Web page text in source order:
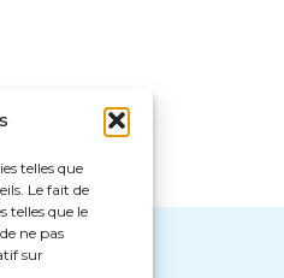
telles que
Le fait de
telles que le
ne pas
sur